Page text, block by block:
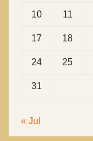
10 11
17 18
24 25
31
« Jul